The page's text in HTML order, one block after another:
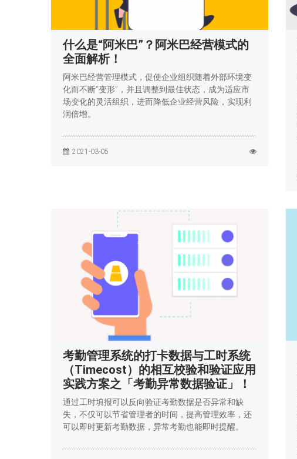
什么是“阿米巴”？阿米巴经营模式的
全面解析！
阿米巴经营管理模式，促使企业组织随着外部环境变
化而不断“变形”，并且调整到最佳状态，成为适应市
场变化的灵活组织，进而降低企业经营风险，实现利
润倍增。
2021-03-05
考勤管理系统的打卡数据与工时系统
（Timecost）的相互校验和验证应用
实践方案之「考勤异常数据验证」！
通过工时填报可以反向验证考勤数据是否异常和缺
失，不仅可以节省管理者的时间，提高管理效率，还
可以即时更新考勤数据，异常考勤也能即时提醒。